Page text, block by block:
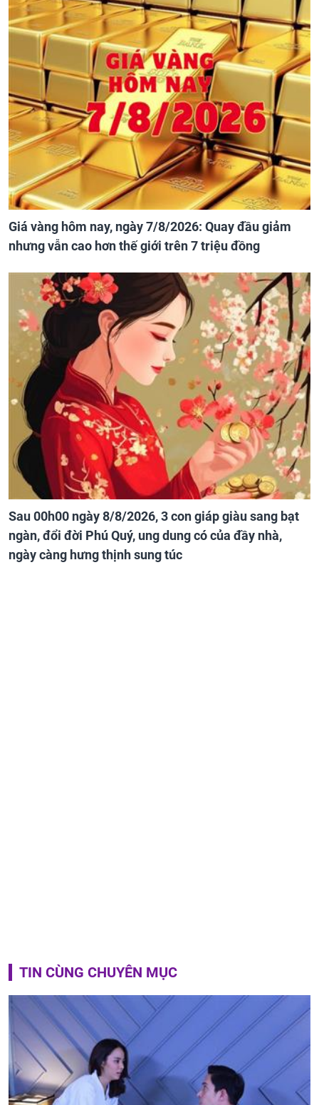
Giá vàng hôm nay, ngày 7/8/2026: Quay đầu giảm
nhưng vẫn cao hơn thế giới trên 7 triệu đồng
Sau 00h00 ngày 8/8/2026, 3 con giáp giàu sang bạt
ngàn, đổi đời Phú Quý, ung dung có của đầy nhà,
ngày càng hưng thịnh sung túc
TIN CÙNG CHUYÊN MỤC